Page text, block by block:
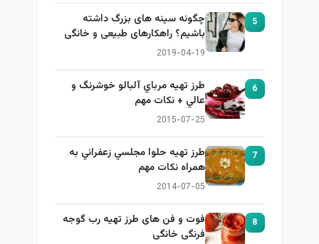
5
چگونه سینه های بزرگ داشته
باشیم؟ راهکارهای طبیعی و خانگی
برای بزرگ کردن سینه
2019-04-19
6
طرز تهيه مرباي آلبالو خوشرنگ و
عالي + نكات مهم
2015-07-25
7
طرز تهيه حلوا مجلسي زعفراني به
همراه نكات مهم
2014-07-05
8
فوت و فن های طرز تهیه رب گوجه
فرنگی خانگی